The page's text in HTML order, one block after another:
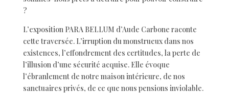
?
L’exposition PARA BELLUM d’Aude Carbone raconte
cette traversée. L’irruption du monstrueux dans nos
existences, l’effondrement des certitudes, la perte de
l’illusion d’une sécurité acquise. Elle évoque
l’ébranlement de notre maison intérieure, de nos
sanctuaires privés, de ce que nous pensions inviolable.